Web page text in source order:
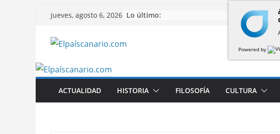
Saltar
contenido
jueves, agosto 6, 2026 Lo último:
ACTUALIDAD HISTORIA FILOSOFÍA CULTURA
Powered by